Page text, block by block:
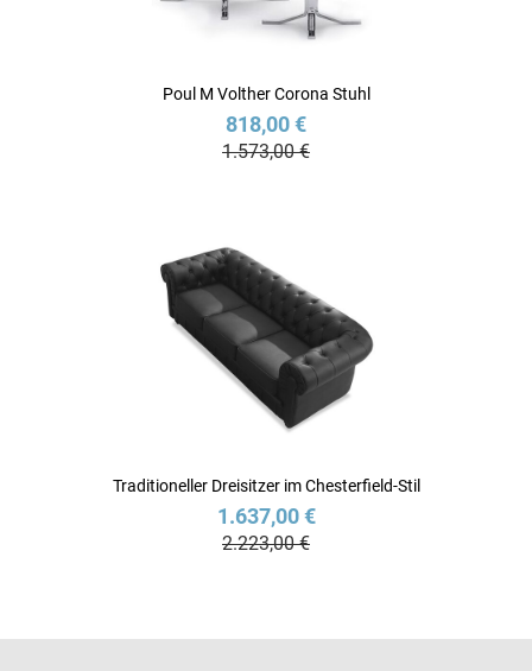
Poul M Volther Corona Stuhl
818,00 €
1.573,00 €
Traditioneller Dreisitzer im Chesterfield-Stil
1.637,00 €
2.223,00 €